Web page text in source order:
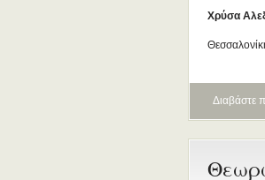
Χρύσα
Διαβάστε